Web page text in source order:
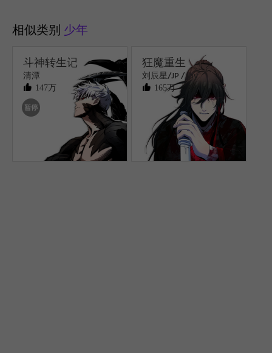
相似类别 少年
斗神转生记
清潭
147万
狂魔重生
刘辰星/JP / Ihy
165万